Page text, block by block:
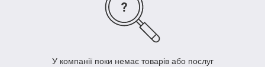
У компанії поки немає товарів або послуг